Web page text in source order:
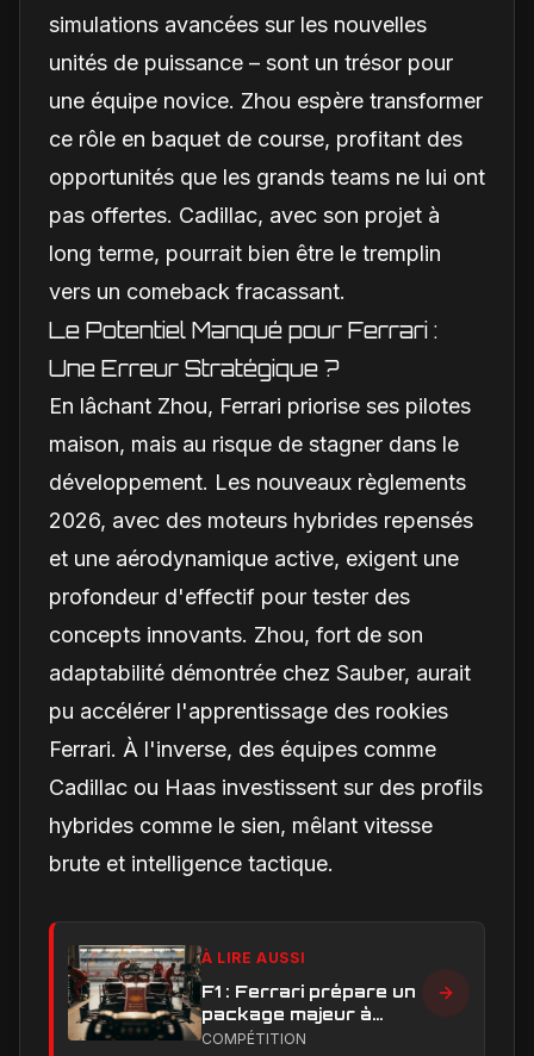
simulations avancées sur les nouvelles
unités de puissance – sont un trésor pour
une équipe novice. Zhou espère transformer
ce rôle en baquet de course, profitant des
opportunités que les grands teams ne lui ont
pas offertes. Cadillac, avec son projet à
long terme, pourrait bien être le tremplin
vers un comeback fracassant.
Le Potentiel Manqué pour Ferrari :
Une Erreur Stratégique ?
En lâchant Zhou, Ferrari priorise ses pilotes
maison, mais au risque de stagner dans le
développement. Les nouveaux règlements
2026, avec des moteurs hybrides repensés
et une aérodynamique active, exigent une
profondeur d'effectif pour tester des
concepts innovants. Zhou, fort de son
adaptabilité démontrée chez Sauber, aurait
pu accélérer l'apprentissage des rookies
Ferrari. À l'inverse, des équipes comme
Cadillac ou Haas investissent sur des profils
hybrides comme le sien, mêlant vitesse
brute et intelligence tactique.
À LIRE AUSSI
F1 : Ferrari prépare un
package majeur à
Barcelone, un test
COMPÉTITION